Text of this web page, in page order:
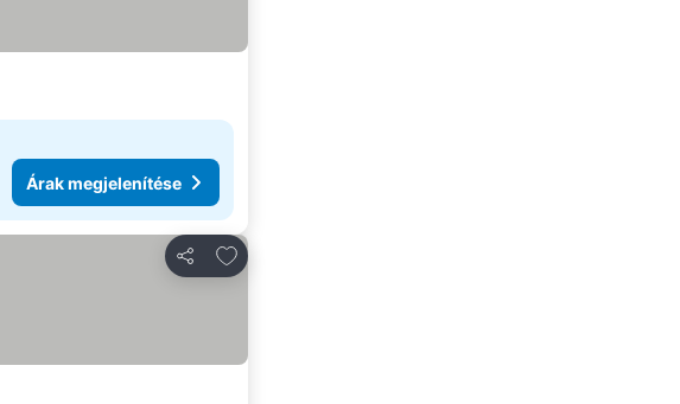
Árak megjelenítése
Megosztás
Hozzáadás a kedvencekhez